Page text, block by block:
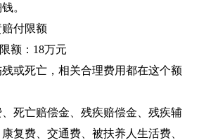
。
付限额
额：18万元
或死亡，相关合理费用都在这个额
死亡赔偿金、残疾赔偿金、残疾辅
复费、交通费、被扶养人生活费、